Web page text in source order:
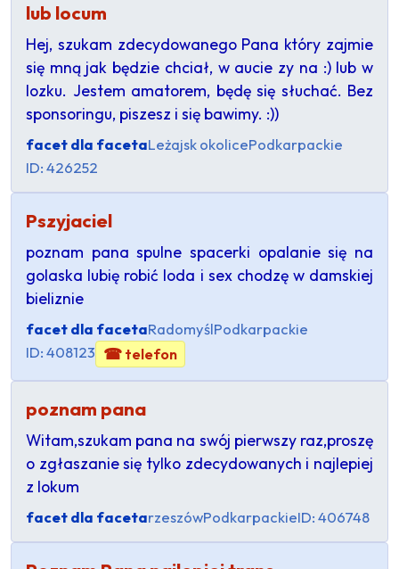
lub locum
Hej, szukam zdecydowanego Pana który zajmie
się mną jak będzie chciał, w aucie zy na :) lub w
lozku. Jestem amatorem, będę się słuchać. Bez
sponsoringu, piszesz i się bawimy. :))
facet dla facetaLeżajsk okolicePodkarpackie
ID: 426252
Pszyjaciel
poznam pana spulne spacerki opalanie się na
golaska lubię robić loda i sex chodzę w damskiej
bieliznie
facet dla facetaRadomyślPodkarpackie
ID: 408123 ☎ telefon
poznam pana
Witam,szukam pana na swój pierwszy raz,proszę
o zgłaszanie się tylko zdecydowanych i najlepiej
z lokum
facet dla facetarzeszówPodkarpackieID: 406748